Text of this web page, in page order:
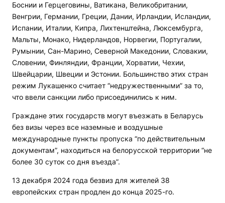
Боснии и Герцеговины, Ватикана, Великобритании,
Венгрии, Германии, Греции, Дании, Ирландии, Исландии,
Испании, Италии, Кипра, Лихтенштейна, Люксембурга,
Мальты, Монако, Нидерландов, Норвегии, Португалии,
Румынии, Сан-Марино, Северной Македонии, Словакии,
Словении, Финляндии, Франции, Хорватии, Чехии,
Швейцарии, Швеции и Эстонии. Большинство этих стран
режим Лукашенко считает “недружественными” за то,
что ввели санкции либо присоединились к ним.
Граждане этих государств могут въезжать в Беларусь
без визы через все наземные и воздушные
международные пункты пропуска “по действительным
документам”, находиться на белорусской территории “не
более 30 суток со дня въезда”.
13 декабря 2024 года безвиз для жителей 38
европейских стран продлен до конца 2025-го.